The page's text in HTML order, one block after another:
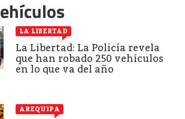
LA LIBERTAD
La Libertad: La Policía revela
que han robado 250 vehículos
en lo que va del año
AREQUIPA